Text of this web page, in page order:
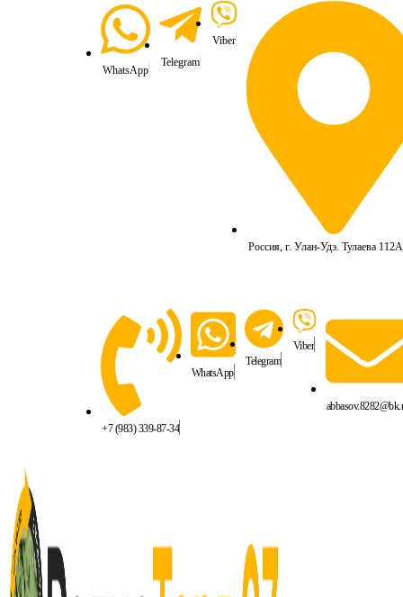
WhatsApp
Telegram
Viber
Россия, г. Улан-Удэ. Тулаева
+7 (983) 339-87-34
WhatsApp
Telegram
Viber